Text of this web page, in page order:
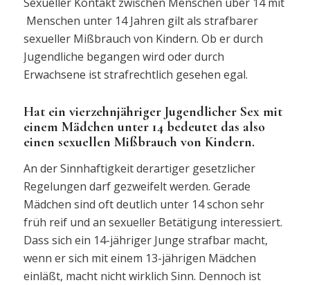
Menschen unter 14 Jahren gilt als strafbarer
sexueller Mißbrauch von Kindern. Ob er durch
Jugendliche begangen wird oder durch
Erwachsene ist strafrechtlich gesehen egal.
Hat ein vierzehnjähriger Jugendlicher Sex mit
einem Mädchen unter 14 bedeutet das also
einen sexuellen Mißbrauch von Kindern.
An der Sinnhaftigkeit derartiger gesetzlicher
Regelungen darf gezweifelt werden. Gerade
Mädchen sind oft deutlich unter 14 schon sehr
früh reif und an sexueller Betätigung interessiert.
Dass sich ein 14-jähriger Junge strafbar macht,
wenn er sich mit einem 13-jährigen Mädchen
einläßt, macht nicht wirklich Sinn. Dennoch ist